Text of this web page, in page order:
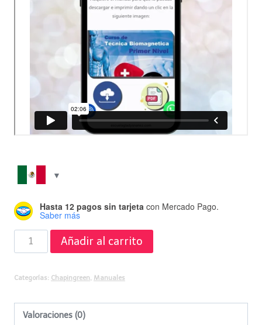
Hasta 12 pagos sin tarjeta con Mercado Pago.
Saber más
Manual
de
Microdosis
Añadir al carrito
Categorías: Chapingreen Manuales
Valoraciones (0)